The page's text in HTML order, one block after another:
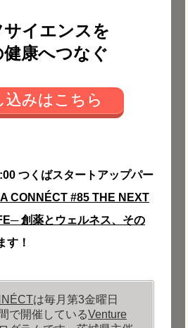
サイエンスを
康へつなぐ
込みはこちら
つくばスタートアップパー
CONNÉCT #85 THE NEXT
創薬とウェルネス、その
す！
は毎月第3金曜日
で開催しているVenture